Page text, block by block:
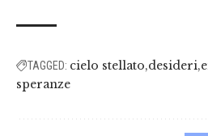
TAGGED: cielo stellato desideri
speranze